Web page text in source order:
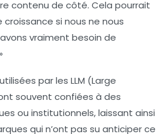
contenu de côté. Cela pourrait
si nous ne nous
vraiment besoin de
par les LLM (Large
souvent confiées à des
ou institutionnels, laissant ainsi
qui n’ont pas su anticiper ce